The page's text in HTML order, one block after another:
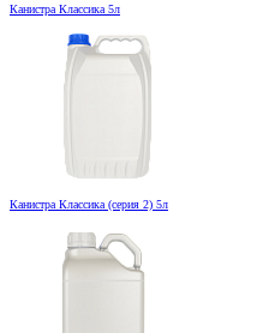
Канистра Классика 5л
Канистра Классика (серия 2) 5л